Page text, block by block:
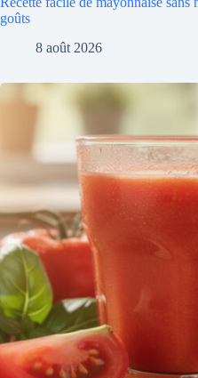
goûts
8 août 2026